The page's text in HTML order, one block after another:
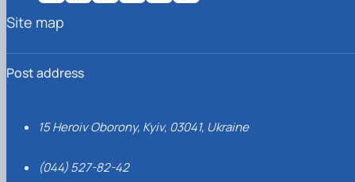
Post address
15 Heroiv Oborony, Kyiv, 03041, Ukraine
(044) 527-82-42
Site map